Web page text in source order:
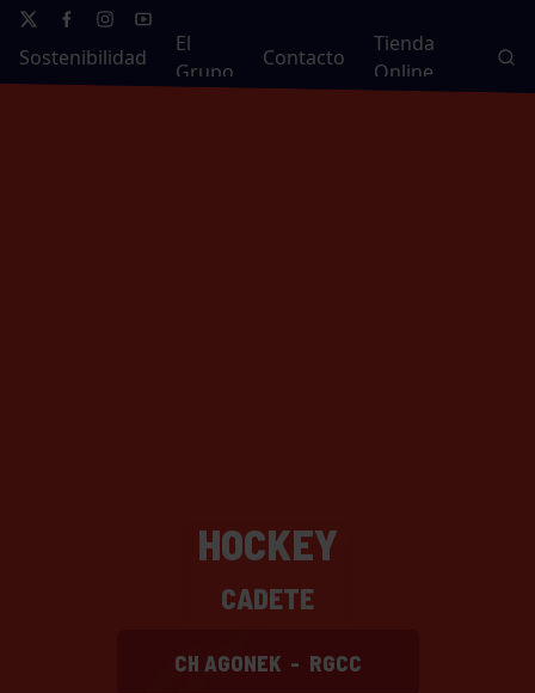
Sostenibilidad
El
Grupo
Contacto
Tienda
Online
HOCKEY
CADETE
CH AGONEK - RGCC